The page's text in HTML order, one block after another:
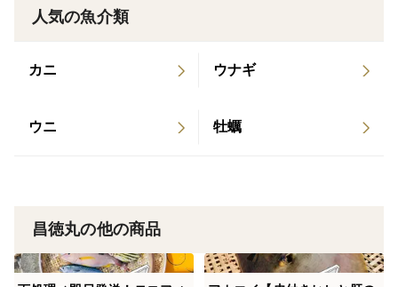
fXEcfQDtif&t=1081 2025/02/12 水産経済新聞 http
KYTフードロス特集 https://youtu.be/Jkv-8AgJOIQ?
人気の魚介類
カニ ウナギ
ウニ 牡蠣
昌徳丸の他の商品